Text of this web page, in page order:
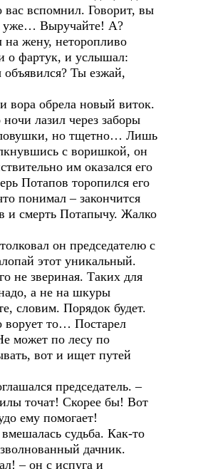
вспомнил. Говорит, вы
уже… Выручайте! А?
на жену, неторопливо
о фартук, и услышал:
Ты езжай,
вора обрела новый виток.
лазил через заборы
ловушки, но тщетно… Лишь
с воришкой, он
им оказался его
Потапов торопился его
понимал – закончится
и смерть Потапычу. Жалко
он председателю с
этот уникальный.
не звериная. Таких для
а не на шкуры
словим. Порядок будет.
ворует то… Постарел
может по лесу по
вот и ищет путей
председатель. –
точат! Скорее бы! Вот
ему помогает!
судьба. Как-то
дачник.
– он с испуга и